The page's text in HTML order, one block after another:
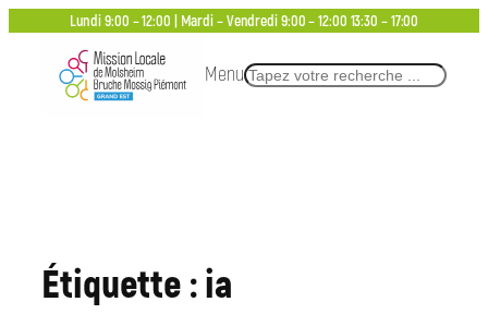
Lundi 9:00 – 12:00 | Mardi – Vendredi 9:00 – 12:00 13:30 – 17:00
MenuRechercher
Étiquette :ia